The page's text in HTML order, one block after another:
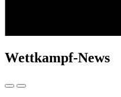
Wettkampf-News